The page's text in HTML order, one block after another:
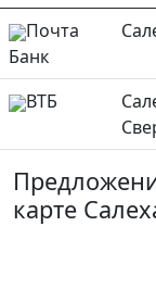
Почта
Банк
ВТБ
карте